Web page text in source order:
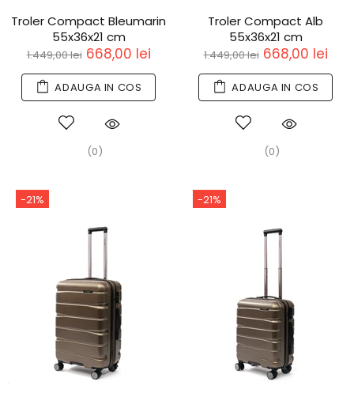
Troler Compact Bleumarin
55x36x21 cm
1.449,00 lei 668,00 lei
ADAUGA IN COS
(0)
Troler Compact Alb
55x36x21 cm
1.449,00 lei 668,00 lei
ADAUGA IN COS
(0)
-21% -21%